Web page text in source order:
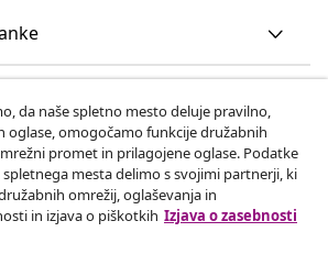
da naše spletno mesto deluje pravilno,
oglase, omogočamo funkcije družabnih
promet in prilagojene oglase. Podatke
mesta delimo s svojimi partnerji, ki
omrežij, oglaševanja in
in izjava o piškotkih Izjava o zasebnosti